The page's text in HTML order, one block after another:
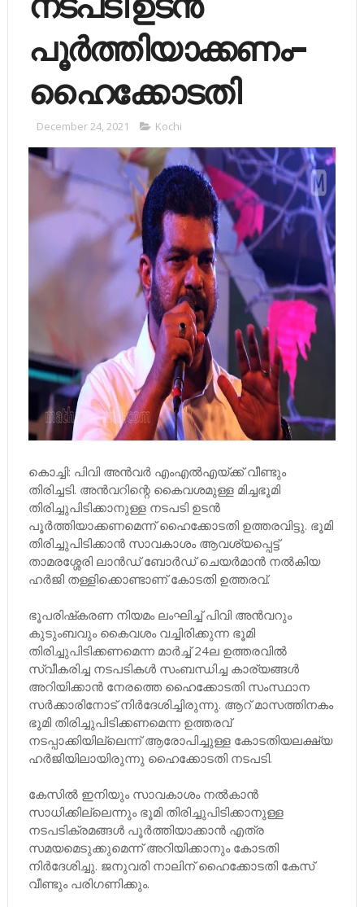
പൂര്‍ത്തിയാക്കണം-
ഹൈക്കോടതി
December 24, 2021 Kochi
കൊച്ചി: പിവി അന്‍വര്‍ എംഎല്‍എയ്ക്ക് വീണ്ടും
തിരിച്ചടി. അന്‍വറിന്റെ കൈവശമുള്ള മിച്ചഭൂമി
തിരിച്ചുപിടിക്കാനുള്ള നടപടി ഉടന്‍
പൂര്‍ത്തിയാക്കണമെന്ന് ഹൈക്കോടതി ഉത്തരവിട്ടു. ഭൂമി
തിരിച്ചുപിടിക്കാന്‍ സാവകാശം ആവശ്യപ്പെട്ട്
താമരശ്ശേരി ലാന്‍ഡ് ബോര്‍ഡ് ചെയര്‍മാന്‍ നല്‍കിയ
ഹര്‍ജി തള്ളിക്കൊണ്ടാണ് കോടതി ഉത്തരവ്.
ഭൂപരിഷ്‌കരണ നിയമം ലംഘിച്ച് പിവി അന്‍വറും
കുടുംബവും കൈവശം വച്ചിരിക്കുന്ന ഭൂമി
തിരിച്ചുപിടിക്കണമെന്ന മാര്‍ച്ച് 24ല ഉത്തരവില്‍
സ്വീകരിച്ച നടപടികള്‍ സംബന്ധിച്ച കാര്യങ്ങള്‍
അറിയിക്കാന്‍ നേരത്തെ ഹൈക്കോടതി സംസ്ഥാന
സര്‍ക്കാരിനോട് നിര്‍ദേശിച്ചിരുന്നു. ആറ് മാസത്തിനകം
ഭൂമി തിരിച്ചുപിടിക്കണമെന്ന ഉത്തരവ്
നടപ്പാക്കിയില്ലെന്ന് ആരോപിച്ചുള്ള കോടതിയലക്ഷ്യ
ഹര്‍ജിയിലായിരുന്നു ഹൈക്കോടതി നടപടി.
കേസില്‍ ഇനിയും സാവകാശം നല്‍കാന്‍
സാധിക്കില്ലെന്നും ഭൂമി തിരിച്ചുപിടിക്കാനുള്ള
നടപടിക്രമങ്ങള്‍ പൂര്‍ത്തിയാക്കാന്‍ എത്ര
സമയമെടുക്കുമെന്ന് അറിയിക്കാനും കോടതി
നിര്‍ദേശിച്ചു. ജനുവരി നാലിന് ഹൈക്കോടതി കേസ്
വീണ്ടും പരിഗണിക്കും.